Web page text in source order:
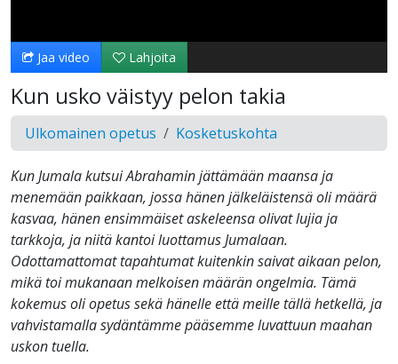
Jaa video Lahjoita
Kun usko väistyy pelon takia
Ulkomainen opetus Kosketuskohta
Kun Jumala kutsui Abrahamin jättämään maansa ja
menemään paikkaan, jossa hänen jälkeläistensä oli määrä
kasvaa, hänen ensimmäiset askeleensa olivat lujia ja
tarkkoja, ja niitä kantoi luottamus Jumalaan.
Odottamattomat tapahtumat kuitenkin saivat aikaan pelon,
mikä toi mukanaan melkoisen määrän ongelmia. Tämä
kokemus oli opetus sekä hänelle että meille tällä hetkellä, ja
vahvistamalla sydäntämme pääsemme luvattuun maahan
uskon tuella.